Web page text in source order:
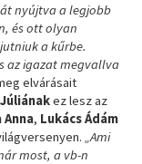
nyújtva a legjobb
és ott olyan
a kűrbe.
az igazat megvallva
elvárásait
ez lesz az
Anna, Lukács Ádám
„Ami
most, a vb-n